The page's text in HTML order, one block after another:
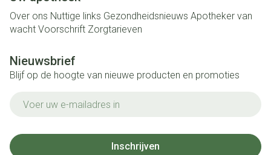
Over ons Nuttige links Gezondheidsnieuws Apotheker van
wacht Voorschrift Zorgtarieven
Nieuwsbrief
Blijf op de hoogte van nieuwe producten en promoties
Inschrijven